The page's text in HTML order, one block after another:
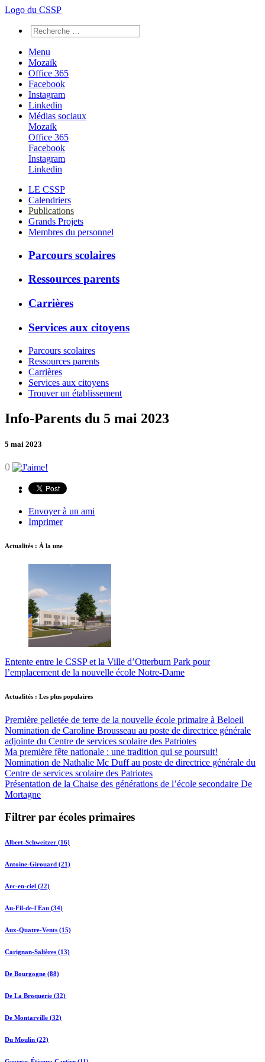
Logo du CSSP
Menu
Mozaïk
Office 365
Facebook
Instagram
Linkedin
Médias sociaux
Mozaïk
Office 365
Facebook
Instagram
Linkedin
LE CSSP
Calendriers
Publications
Grands Projets
Membres du personnel
Parcours scolaires
Ressources parents
Carrières
Services aux citoyens
Parcours scolaires
Ressources parents
Carrières
Services aux citoyens
Trouver un établissement
Info-Parents du 5 mai 2023
5 mai 2023
0
Envoyer à un ami
Imprimer
Actualités : À la une
Entente entre le CSSP et la Ville d’Otterburn Park pour
l’emplacement de la nouvelle école Notre-Dame
Actualités : Les plus populaires
Première pelletée de terre de la nouvelle école primaire à Beloeil
Nomination de Caroline Brousseau au poste de directrice générale
adjointe du Centre de services scolaire des Patriotes
Ma première fête nationale : une tradition qui se poursuit!
Nomination de Nathalie Mc Duff au poste de directrice générale du
Centre de services scolaire des Patriotes
Présentation de la Chaise des générations de l’école secondaire De
Mortagne
Filtrer par écoles primaires
Albert-Schweitzer (16)
Antoine-Girouard (21)
Arc-en-ciel (22)
Au-Fil-de-l'Eau (34)
Aux-Quatre-Vents (15)
Carignan-Salières (13)
De Bourgogne (88)
De La Broquerie (32)
De Montarville (32)
Du Moulin (22)